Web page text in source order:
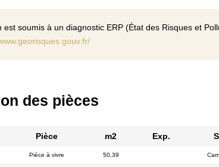
est soumis à un diagnostic ERP (État des Risques et
des pièces
Pièce m2 Exp.
Pièce à vivre 50,39